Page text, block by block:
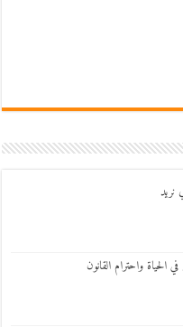
الحياة واحترام القانون